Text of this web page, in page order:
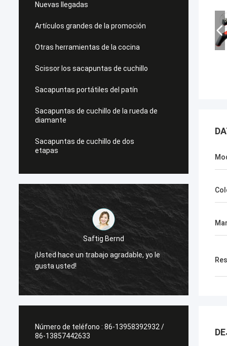
Nuevas llegadas
Artículos grandes de la promoción
Otras herramientas de la cocina
Scissor los sacapuntas de cuchillo
Sacapuntas portátiles del patín
Sacapuntas de cuchillo de la rueda de
diamante
Sacapuntas de cuchillo de dos
etapas
Saftig Bernd
¡Usted hace un trabajo agradable, yo le
gusta usted!
Número de teléfono : 86-13958392932 /
86-13857442633